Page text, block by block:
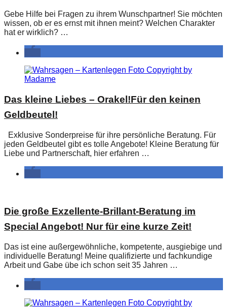
Gebe Hilfe bei Fragen zu ihrem Wunschpartner! Sie möchten
wissen, ob er es ernst mit ihnen meint? Welchen Charakter
hat er wirklich? …
Das kleine Liebes – Orakel!Für den keinen
Geldbeutel!
Exklusive Sonderpreise für ihre persönliche Beratung. Für
jeden Geldbeutel gibt es tolle Angebote! Kleine Beratung für
Liebe und Partnerschaft, hier erfahren …
Die große Exzellente-Brillant-Beratung im
Special Angebot! Nur für eine kurze Zeit!
Das ist eine außergewöhnliche, kompetente, ausgiebige und
individuelle Beratung! Meine qualifizierte und fachkundige
Arbeit und Gabe übe ich schon seit 35 Jahren …